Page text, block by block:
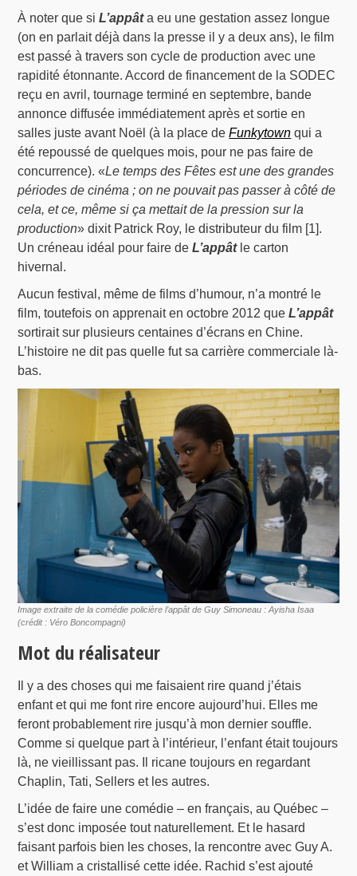
À noter que siL’appâta eu une gestation assez longue
(on en parlait déjà dans la presse il y a deux ans), le film
est passé à travers son cycle de production avec une
rapidité étonnante. Accord de financement de la SODEC
reçu en avril, tournage terminé en septembre, bande
annonce diffusée immédiatement après et sortie en
salles juste avant Noël (à la place deFunkytown qui a
été repoussé de quelques mois, pour ne pas faire de
concurrence). «Le temps des Fêtes est une des grandes
périodes de cinéma ; on ne pouvait pas passer à côté de
cela, et ce, même si ça mettait de la pression sur la
production» dixit Patrick Roy, le distributeur du film [1].
Un créneau idéal pour faire deL’appâtle carton
hivernal.
Aucun festival, même de films d’humour, n’a montré le
film, toutefois on apprenait en octobre 2012 queL’appât
sortirait sur plusieurs centaines d’écrans en Chine.
L’histoire ne dit pas quelle fut sa carrière commerciale là-
bas.
Image extraite de la comédie policière l’appât de Guy Simoneau : Ayisha Isaa
(crédit : Véro Boncompagni)
Mot du réalisateur
Il y a des choses qui me faisaient rire quand j’étais
enfant et qui me font rire encore aujourd’hui. Elles me
feront probablement rire jusqu’à mon dernier souffle.
Comme si quelque part à l’intérieur, l’enfant était toujours
là, ne vieillissant pas. Il ricane toujours en regardant
Chaplin, Tati, Sellers et les autres.
L’idée de faire une comédie – en français, au Québec –
s’est donc imposée tout naturellement. Et le hasard
faisant parfois bien les choses, la rencontre avec Guy A.
et William a cristallisé cette idée. Rachid s’est ajouté